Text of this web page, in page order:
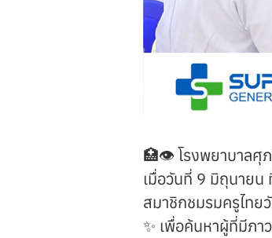
🏥👁️ โรงพยาบาลศุ
เมื่อวันที่ 9 มิถุนายน
สมาชิกชมรมครูไท
✨ เพื่อค้นหาผู้ที่มีภา